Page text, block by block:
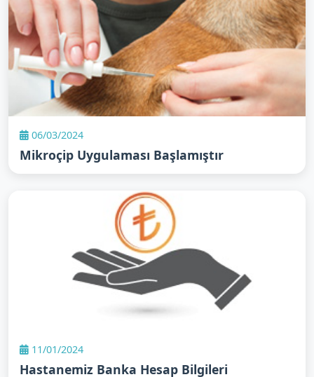
06/03/2024
Mikroçip Uygulaması Başlamıştır
11/01/2024
Hastanemiz Banka Hesap Bilgileri